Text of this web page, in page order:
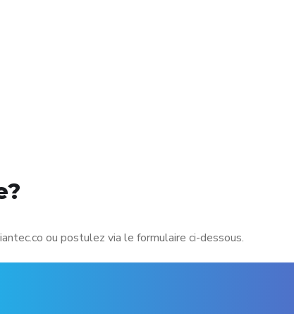
ou postulez via le formulaire ci-dessous.